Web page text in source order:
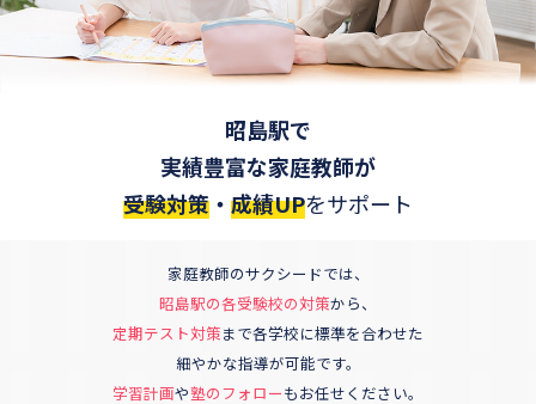
昭島駅で
実績豊富な家庭教師が
受験対策 ・ 成績UPをサポート
家庭教師のサクシードでは、
昭島駅の各受験校の対策から、
定期テスト対策まで各学校に標準を合わせた
細やかな指導が可能です。
学習計画や塾のフォローもお任せください。